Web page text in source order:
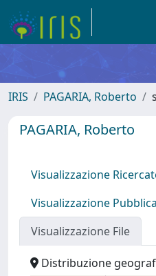
IRIS PAGARIA, Roberto
PAGARIA, Roberto
Visualizzazione
Visualizzazione
Visualizzazione File
Distribuzione